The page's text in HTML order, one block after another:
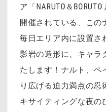
ア「NARUTO＆BORUTO
開催されている、この
毎日エリア内に設置さ
影岩の造形に、キャラ
たします！ナルト、ペ
り広げる迫力満点の忍
キサイティングな夜の